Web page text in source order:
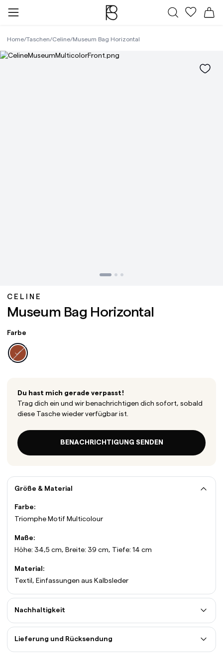
Alle Taschen
Meine
Home/Taschen/Celine/Museum Bag Horizontal
CELINE
Museum Bag Horizontal
Farbe
Du hast mich gerade verpasst!
Trag dich ein und wir benachrichtigen dich sofort, sobald
diese Tasche wieder verfügbar ist.
BENACHRICHTIGUNG SENDEN
Größe & Material
Farbe:
Triomphe Motif Multicolour
Maße:
Höhe: 34,5 cm, Breite: 39 cm, Tiefe: 14 cm
Material:
Textil, Einfassungen aus Kalbsleder
Nachhaltigkeit
Lieferung und Rücksendung